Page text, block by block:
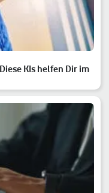
KIs helfen Dir im